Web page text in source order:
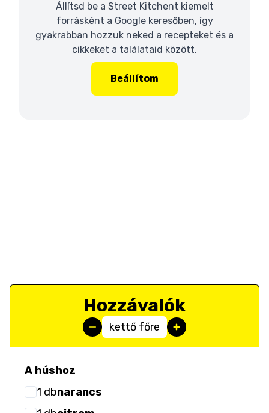
Állítsd be a Street Kitchent kiemelt
forrásként a Google keresőben, így
gyakrabban hozzuk neked a recepteket és a
cikkeket a találataid között.
Beállítom
Hozzávalók
kettő főre
A húshoz
1 dbnarancs